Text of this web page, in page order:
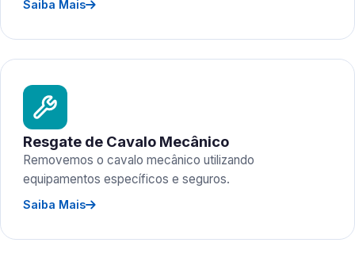
Saiba Mais
Resgate de Cavalo Mecânico
Removemos o cavalo mecânico utilizando
equipamentos específicos e seguros.
Saiba Mais